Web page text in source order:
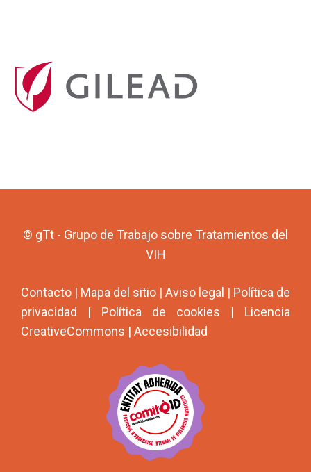
© gTt - Grupo de Trabajo sobre Tratamientos del
VIH
Contacto | Mapa del sitio | Aviso legal | Política de
privacidad | Política de cookies | Licencia
CreativeCommons | Accesibilidad